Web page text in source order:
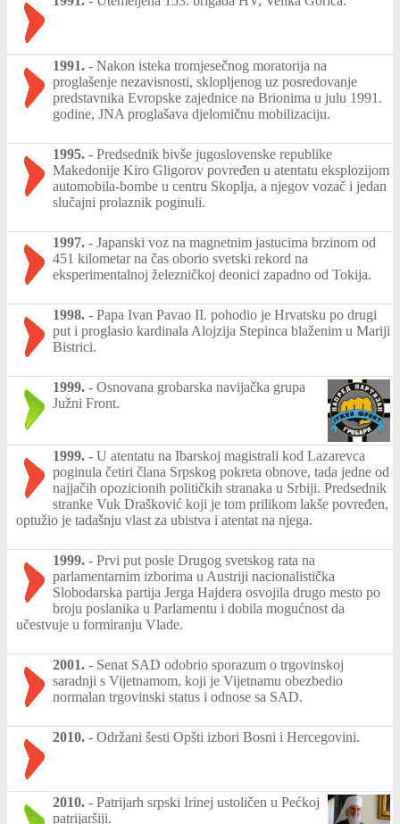
1991. - Nakon isteka tromjesečnog moratorija na
proglašenje nezavisnosti, sklopljenog uz posredovanje
predstavnika Evropske zajednice na Brionima u julu 1991.
godine, JNA proglašava djelomičnu mobilizaciju.
1995. - Predsednik bivše jugoslovenske republike
Makedonije Kiro Gligorov povređen u atentatu eksplozijom
automobila-bombe u centru Skoplja, a njegov vozač i jedan
slučajni prolaznik poginuli.
1997. - Japanski voz na magnetnim jastucima brzinom od
451 kilometar na čas oborio svetski rekord na
eksperimentalnoj železničkoj deonici zapadno od Tokija.
1998. - Papa Ivan Pavao II. pohodio je Hrvatsku po drugi
put i proglasio kardinala Alojzija Stepinca blaženim u Mariji
Bistrici.
1999. - Osnovana grobarska navijačka grupa
Južni Front.
1999. - U atentatu na Ibarskoj magistrali kod Lazarevca
poginula četiri člana Srpskog pokreta obnove, tada jedne od
najjačih opozicionih političkih stranaka u Srbiji. Predsednik
stranke Vuk Drašković koji je tom prilikom lakše povređen,
optužio je tadašnju vlast za ubistva i atentat na njega.
1999. - Prvi put posle Drugog svetskog rata na
parlamentarnim izborima u Austriji nacionalistička
Slobodarska partija Jerga Hajdera osvojila drugo mesto po
broju poslanika u Parlamentu i dobila mogućnost da
učestvuje u formiranju Vlade.
2001. - Senat SAD odobrio sporazum o trgovinskoj
saradnji s Vijetnamom, koji je Vijetnamu obezbedio
normalan trgovinski status i odnose sa SAD.
2010. - Održani šesti Opšti izbori Bosni i Hercegovini.
2010. - Patrijarh srpski Irinej ustoličen u Pećkoj
patrijaršiji.